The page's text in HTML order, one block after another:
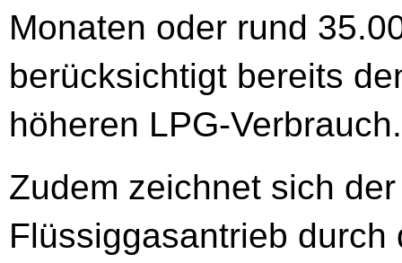
Monaten oder rund
berücksichtigt bereits
höheren LPG-Verbrauch.
Zudem zeichnet sich
Flüssiggasantrieb